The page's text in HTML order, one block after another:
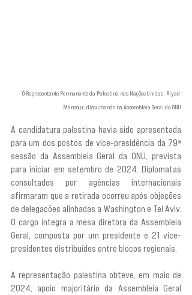
O Representante Permanente da Palestina nas Nações Unidas, Riyad
Mansour, discursando na Assembleia Geral da ONU
A candidatura palestina havia sido apresentada
para um dos postos de vice-presidência da 79ª
sessão da Assembleia Geral da ONU, prevista
para iniciar em setembro de 2024. Diplomatas
consultados por agências internacionais
afirmaram que a retirada ocorreu após objeções
de delegações alinhadas a Washington e Tel Aviv.
O cargo integra a mesa diretora da Assembleia
Geral, composta por um presidente e 21 vice-
presidentes distribuídos entre blocos regionais.
A representação palestina obteve, em maio de
2024, apoio majoritário da Assembleia Geral